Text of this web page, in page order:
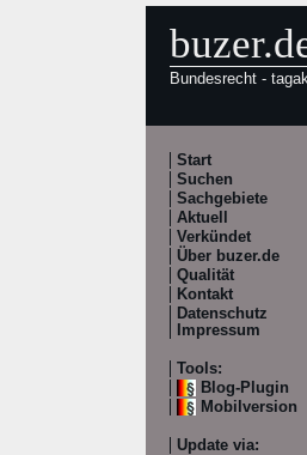
Bundesrecht -
Start
Suchen
Sachgebiete
Aktuell
Verkündet
Über buzer.de
Qualität
Kontakt
Datenschutz
Impressum
Tools:
Blog-Plugin
Mobilversion
Update via: